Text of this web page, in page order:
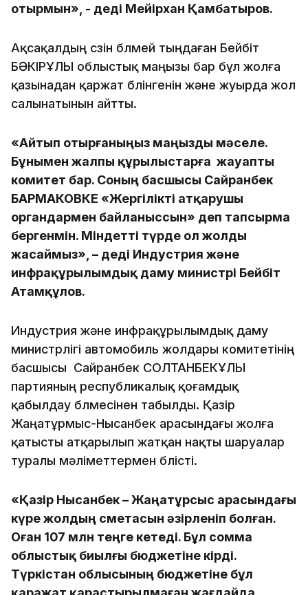
отырмын», - деді Мейірхан Қамбатыров.
Ақсақалдың сөзін бөлмей тыңдаған Бейбіт
БӘКІРҰЛЫ облыстық маңызы бар бұл жолға
қазынадан қаржат бөлінгенін және жуырда жол
салынатынын айтты.
«Айтып отырғаныңыз маңызды мәселе.
Бұнымен жалпы құрылыстарға жауапты
комитет бар. Соның басшысы Сайранбек
БАРМАКОВКЕ «Жергілікті атқарушы
органдармен байланыссын» деп тапсырма
бергенмін. Міндетті түрде ол жолды
жасаймыз», – деді Индустрия және
инфрақұрылымдық даму министрі Бейбіт
Атамқұлов.
Индустрия және инфрақұрылымдық даму
министрлігі автомобиль жолдары комитетінің
басшысы Сайранбек СОЛТАНБЕКҰЛЫ
партияның республикалық қоғамдық
қабылдау бөлмесінен табылды. Қазір
Жаңатұрмыс-Нысанбек арасындағы жолға
қатысты атқарылып жатқан нақты шаруалар
туралы мәліметтермен бөлісті.
«Қазір Нысанбек – Жаңатұрсыс арасындағы
күре жолдың сметасын әзірленіп болған.
Оған 107 млн теңге кетеді. Бұл сомма
облыстық биылғы бюджетіне кірді.
Түркістан облысының бюджетіне бұл